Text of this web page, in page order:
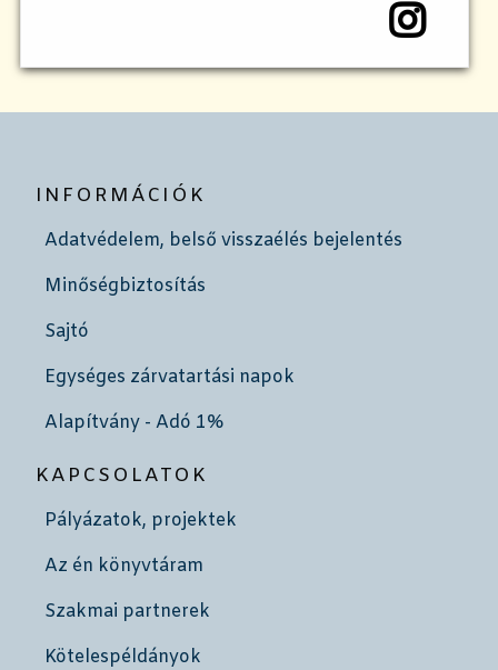
INFORMÁCIÓK
Adatvédelem, belső visszaélés bejelentés
Minőségbiztosítás
Sajtó
Egységes zárvatartási napok
Alapítvány - Adó 1%
KAPCSOLATOK
Pályázatok, projektek
Az én könyvtáram
Szakmai partnerek
Kötelespéldányok